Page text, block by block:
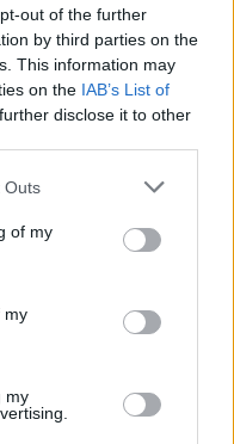
out of the further
by third parties on the
This information may
on the IAB’s List of
disclose it to other
Outs
of my
my
my
στο ψυγείο και τα
ρυθμίζει τη
Άρη
στο μπαλκόνι σου το